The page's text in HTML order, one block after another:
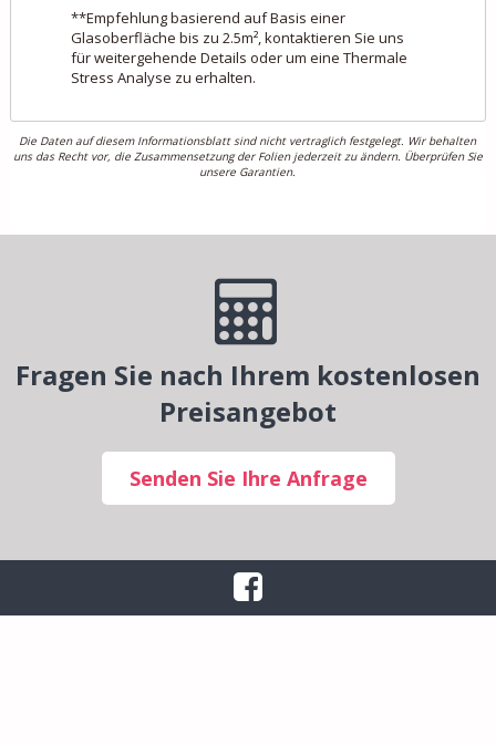
**Empfehlung basierend auf Basis einer
Glasoberfläche bis zu 2.5m², kontaktieren Sie uns
für weitergehende Details oder um eine Thermale
Stress Analyse zu erhalten.
Die Daten auf diesem Informationsblatt sind nicht vertraglich festgelegt. Wir behalten
uns das Recht vor, die Zusammensetzung der Folien jederzeit zu ändern. Überprüfen Sie
unsere Garantien.
Fragen Sie nach Ihrem kostenlosen
Preisangebot
Senden Sie Ihre Anfrage